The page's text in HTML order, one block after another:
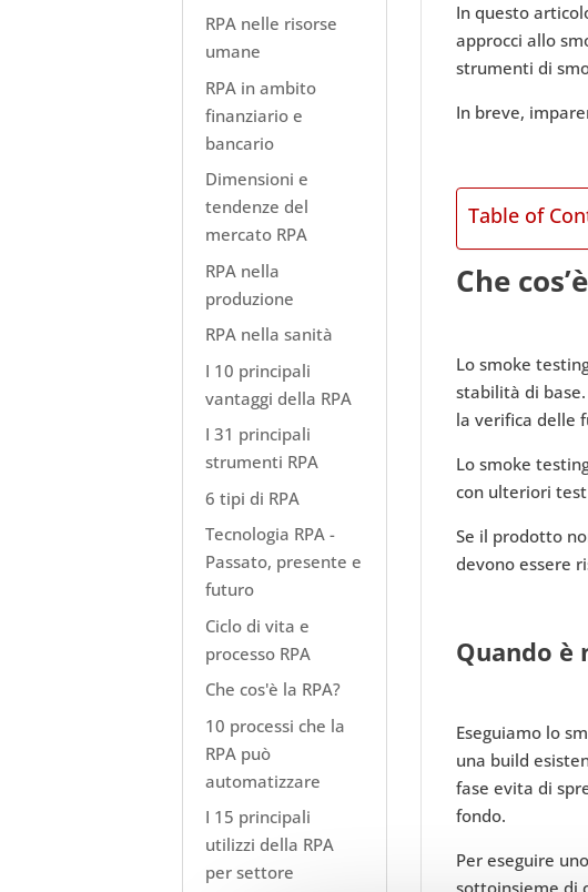
In questo
approcci allo
strumenti di
In breve,
Table of
Che
Lo smoke
stabilità di
la verifica delle
Lo smoke
con ulteriori
Se il prodotto
devono essere
Quando è
Eseguiamo lo
una build
fase evita di
fondo.
Per eseguire
RPA nelle risorse
umane
RPA in ambito
finanziario e
bancario
Dimensioni e
tendenze del
mercato RPA
RPA nella
produzione
RPA nella sanità
I 10 principali
vantaggi della RPA
I 31 principali
strumenti RPA
6 tipi di RPA
Tecnologia RPA -
Passato, presente e
futuro
Ciclo di vita e
processo RPA
Che cos'è la RPA?
10 processi che la
RPA può
automatizzare
I 15 principali
utilizzi della RPA
per settore